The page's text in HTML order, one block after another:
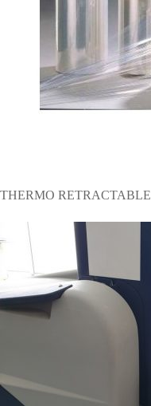
THERMO RETRACTABLE